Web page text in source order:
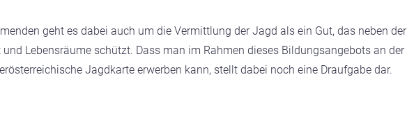
geht es dabei auch um die Vermittlung der Jagd als ein Gut, das neben der
Lebensräume schützt. Dass man im Rahmen dieses Bildungsangebots an der
Jagdkarte erwerben kann, stellt dabei noch eine Draufgabe dar.